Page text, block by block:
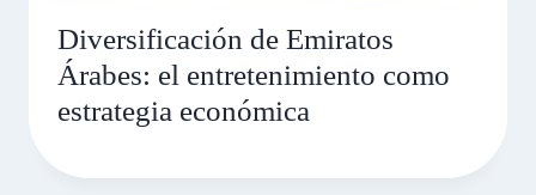
Diversificación de Emiratos
Árabes: el entretenimiento como
estrategia económica